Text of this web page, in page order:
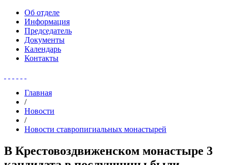
Об отделе
Информация
Председатель
Документы
Календарь
Контакты
Главная
/
Новости
/
Новости ставропигиальных монастырей
В Крестовоздвиженском монастыре 3